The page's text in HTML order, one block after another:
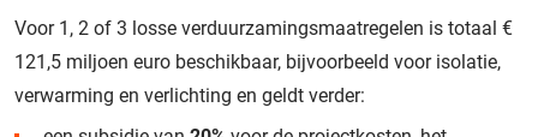
Voor 1, 2 of 3 losse verduurzamingsmaatregelen is totaal €
121,5 miljoen euro beschikbaar, bijvoorbeeld voor isolatie,
verwarming en verlichting en geldt verder: